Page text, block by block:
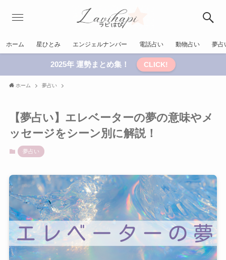
ホーム 星ひとみ エンジェルナンバー 電話占い 動物占い 夢占
2025年 運勢まとめ集！ CLICK!
ホーム 夢占い
【夢占い】エレベーターの夢の意味やメ
ッセージをシーン別に解説！
夢占い